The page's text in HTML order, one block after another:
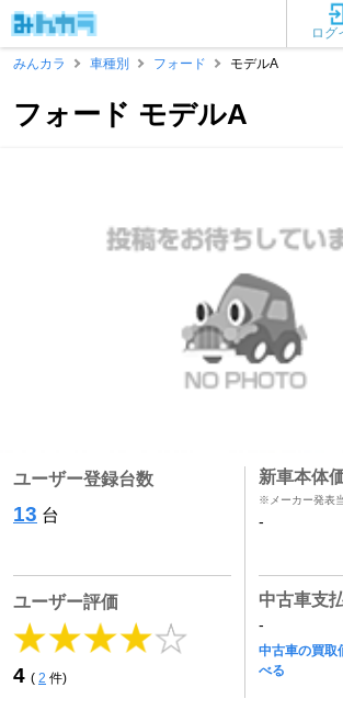
ログ
みんカラ
車種別 フォード モデルA
フォード モデルA
ユーザー登録台数
13 台
ユーザー評価
4 ( 2 件)
新車本体
※メーカー発表
-
中古車支
-
中古車の買取
べる